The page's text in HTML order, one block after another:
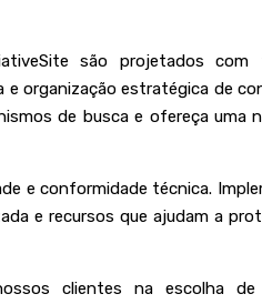
são projetados com
organização estratégica de
de busca e ofereça uma
e conformidade técnica.
e recursos que ajudam a
clientes na escolha de